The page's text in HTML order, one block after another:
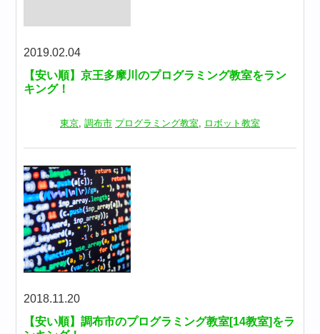
2019.02.04
【安い順】京王多摩川のプログラミング教室をラン
キング！
東京, 調布市 プログラミング教室, ロボット教室
2018.11.20
【安い順】調布市のプログラミング教室[14教室]をラ